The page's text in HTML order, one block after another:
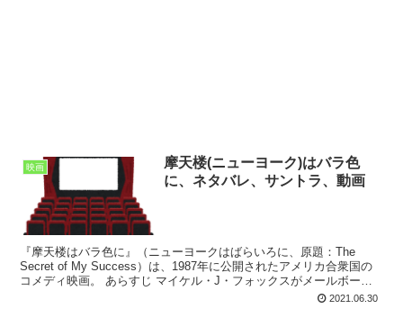
映画
摩天楼(ニューヨーク)はバラ色
に、ネタバレ、サントラ、動画
『摩天楼はバラ色に』（ニューヨークはばらいろに、原題：The
Secret of My Success）は、1987年に公開されたアメリカ合衆国の
コメディ映画。 あらすじ マイケル・J・フォックスがメールボーイ
2021.06.30